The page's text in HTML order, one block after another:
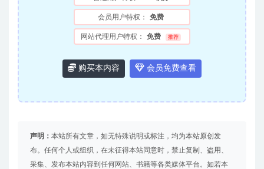
会员用户特权： 免费
网站代理用户特权： 免费 推荐
购买本内容 会员免费查看
声明： 本站所有文章，如无特殊说明或标注，均为本站原创发
布。任何个人或组织，在未征得本站同意时，禁止复制、盗用、
采集、发布本站内容到任何网站、书籍等各类媒体平台。如若本